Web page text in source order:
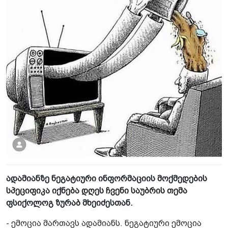
ადამიანზე ნეგატიური ინფორმაციის მოქმედების
სპეციფიკა იქნება დღეს ჩვენი საუბრის თემა
ფსიქოლოგ ზურაბ მხეიძესთან.
- ემოცია მართავს ადამიანს. ნეგატიური ემოცია